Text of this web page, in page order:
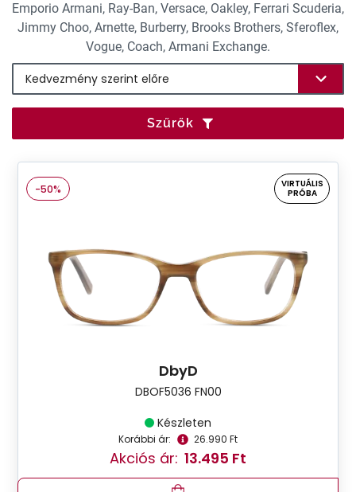
Emporio Armani, Ray-Ban, Versace, Oakley, Ferrari Scuderia,
Jimmy Choo, Arnette, Burberry, Brooks Brothers, Sferoflex,
Vogue, Coach, Armani Exchange.
Szűrők
-50%
VIRTUÁLIS
PRÓBA
DbyD
DBOF5036 FN00
Készleten
Korábbi ár: 26.990 Ft
Akciós ár: 13.495 Ft